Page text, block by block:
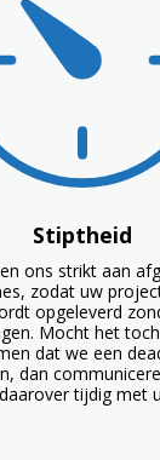
Stiptheid
ons strikt aan
zodat uw
opgeleverd
Mocht het
dat we een
dan
daarover tijdig met